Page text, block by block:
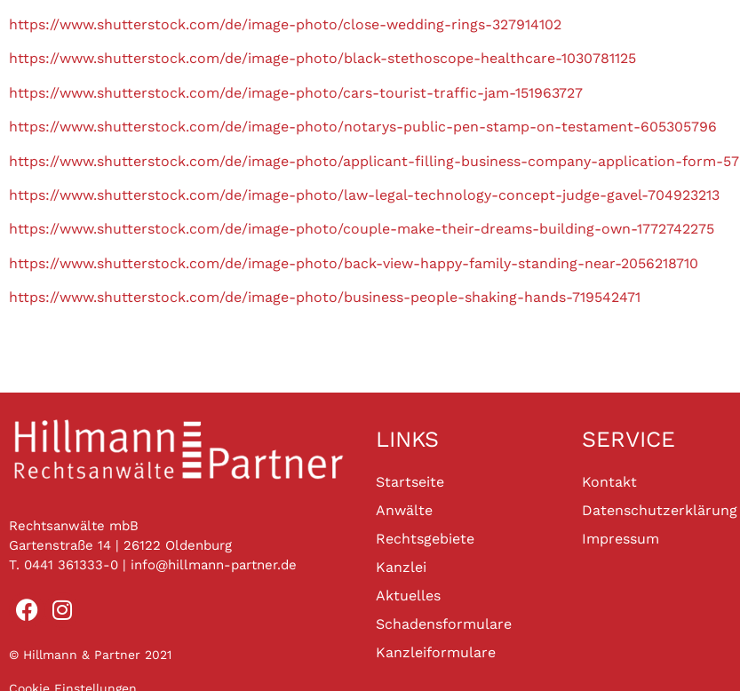
https://www.shutterstock.com/de/image-photo/close-wedding-rings-327914102
https://www.shutterstock.com/de/image-photo/black-stethoscope-healthcare-1030781125
https://www.shutterstock.com/de/image-photo/cars-tourist-traffic-jam-151963727
https://www.shutterstock.com/de/image-photo/notarys-public-pen-stamp-on-testament-605305796
https://www.shutterstock.com/de/image-photo/applicant-filling-business-company-application-form-
https://www.shutterstock.com/de/image-photo/law-legal-technology-concept-judge-gavel-704923213
https://www.shutterstock.com/de/image-photo/couple-make-their-dreams-building-own-1772742275
https://www.shutterstock.com/de/image-photo/back-view-happy-family-standing-near-2056218710
https://www.shutterstock.com/de/image-photo/business-people-shaking-hands-719542471
Rechtsanwälte mbB
Gartenstraße 14 | 26122 Oldenburg
T. 0441 361333-0 | info@hillmann-partner.de
© Hillmann & Partner 2021
LINKS
Startseite
Anwälte
Rechtsgebiete
Kanzlei
Aktuelles
Schadensformulare
Kanzleiformulare
SERVICE
Kontakt
Datenschutzerklärung
Impressum